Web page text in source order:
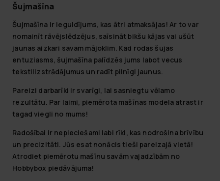
Šujmašīna
Šujmašīna ir ieguldījums, kas ātri atmaksājas! Ar to var
nomainīt rāvējslēdzējus, saīsināt bikšu kājas vai ušūt
jaunas aizkari savam mājoklim. Kad rodas šujas
entuziasms, šujmašīna palīdzēs jums labot vecus
tekstilizstrādājumus un radīt pilnīgi jaunus.
Pareizi darbarīki ir svarīgi, lai sasniegtu vēlamo
rezultātu. Par laimi, piemērota mašīnas modela atrast ir
tagad viegli no mums!
Radošībai ir nepieciešami labi rīki, kas nodrošina brīvību
un precizitāti. Jūs esat nonācis tieši pareizajā vietā!
Atrodiet piemērotu mašīnu savām vajadzībām no
Hobbybox piedāvājuma!